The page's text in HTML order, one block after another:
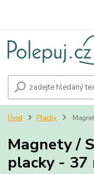
Úvod Placky
Magnety /
placky - 37